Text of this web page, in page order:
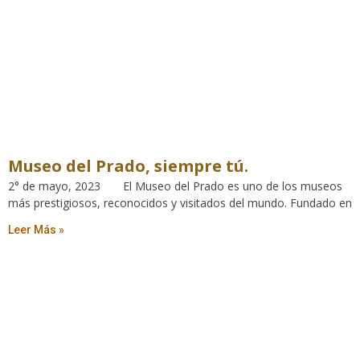
Museo del Prado, siempre tú.
2° de mayo, 2023 El Museo del Prado es uno de los museos
más prestigiosos, reconocidos y visitados del mundo. Fundado en
Leer Más »